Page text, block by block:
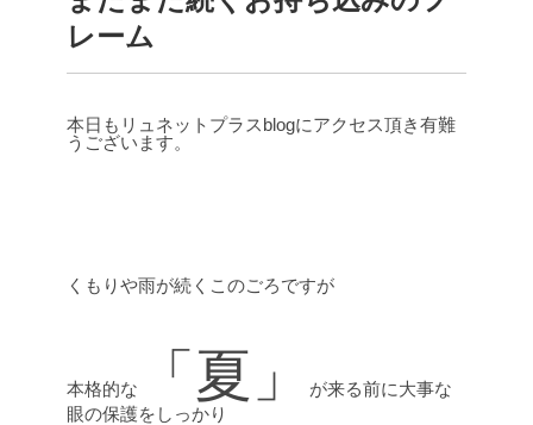
レーム
本日もリュネットプラスblogにアクセス頂き有難
うございます。
くもりや雨が続くこのごろですが
本格的な 「夏」
が来る前に大事な
眼の保護をしっかり